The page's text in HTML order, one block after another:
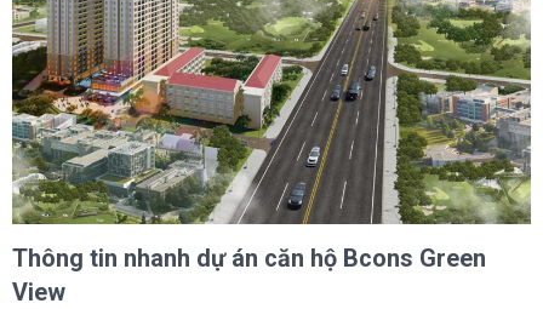
Thông tin nhanh dự án căn hộ Bcons Green
View